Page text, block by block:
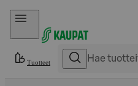
Hyppää sisältöön
Tuotteet